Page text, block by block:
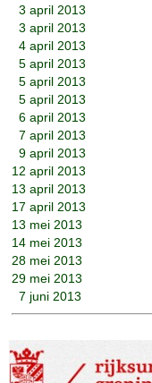
3 april 2013
3 april 2013
4 april 2013
5 april 2013
5 april 2013
5 april 2013
6 april 2013
7 april 2013
9 april 2013
12 april 2013
13 april 2013
17 april 2013
13 mei 2013
14 mei 2013
28 mei 2013
29 mei 2013
7 juni 2013